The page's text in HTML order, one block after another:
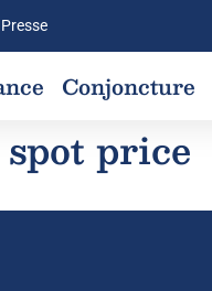
Presse
Conjoncture
spot price